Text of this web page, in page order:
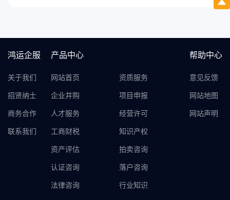
鸿运企服
关于我们
招贤纳士
商务合作
联系我们
产品中心
网站首页 资质服务
企业并购 项目申报
人才服务 经营许可
工商财税 知识产权
资产评估 拍卖咨询
认证咨询 落户咨询
法律咨询 行业知识
帮助中心
意见反馈
网站地图
网站声明